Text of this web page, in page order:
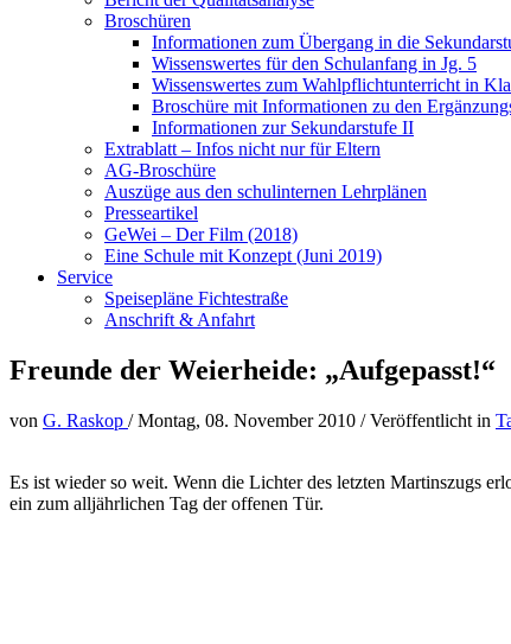
Broschüren
Informationen zum Übergang in die
Wissenswertes für den Schulanfang in Jg. 5
Wissenswertes zum Wahlpflichtunterricht in
Broschüre mit Informationen zu den
Informationen zur Sekundarstufe II
Extrablatt – Infos nicht nur für Eltern
AG-Broschüre
Auszüge aus den schulinternen Lehrplänen
Presseartikel
GeWei – Der Film (2018)
Eine Schule mit Konzept (Juni 2019)
Service
Speisepläne Fichtestraße
Anschrift & Anfahrt
Freunde der Weierheide: „Aufgepasst!“
von G. Raskop /Montag, 08. November 2010 /Veröffentlicht in
Es ist wieder so weit. Wenn die Lichter des letzten Martinszugs
ein zum alljährlichen Tag der offenen Tür.